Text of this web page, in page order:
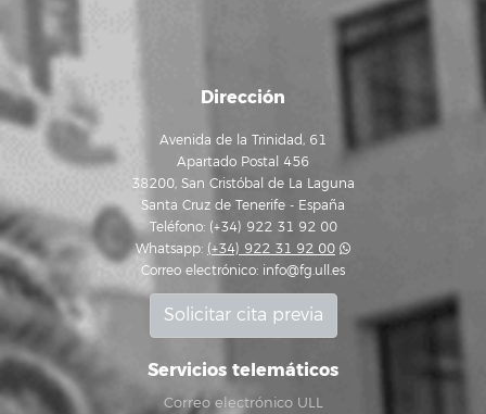
Dirección
Avenida de la Trinidad, 61
Apartado Postal 456
38200, San Cristóbal de La Laguna
Santa Cruz de Tenerife - España
Teléfono: (+34) 922 31 92 00
Whatsapp: (+34) 922 31 92 00
Correo electrónico: info@fg.ull.es
Solicitar cita previa
Servicios telemáticos
Correo electrónico ULL